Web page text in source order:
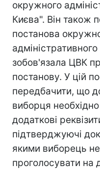
окружного
Києва". Він також
постанова
зобов'язала ЦВК
постанову. У цій
передбачити, що
виборця
додаткові
підтверджуючі
якими виборець
проголосувати на